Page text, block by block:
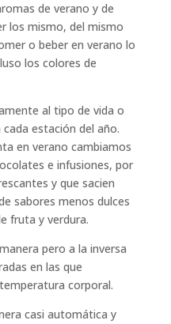
de verano y de
los mismo, del mismo
o beber en verano lo
los colores de
al tipo de vida o
estación del año.
en verano cambiamos
e infusiones, por
y que sacien
sabores menos dulces
fruta y verdura.
pero a la inversa
en las que
corporal.
casi automática y